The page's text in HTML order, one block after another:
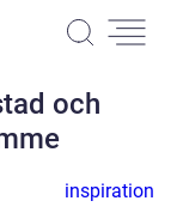
och
inspiration